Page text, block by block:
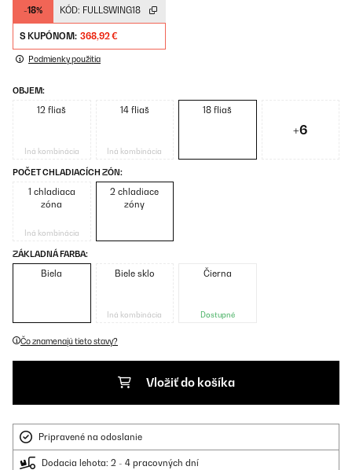
-18% KÓD: FULLSWING18
S KUPÓNOM: 368,92 €
Podmienky použitia
OBJEM:
12 fliaš
Iná kombinácia
14 fliaš
Iná kombinácia
18 fliaš
+6
POČET CHLADIACÍCH ZÓN:
1 chladiaca
zóna
Iná kombinácia
2 chladiace
zóny
ZÁKLADNÁ FARBA:
Biela Biele sklo
Iná kombinácia
Čierna
Dostupné
Čo znamenajú tieto stavy?
Vložiť do košíka
Pripravené na odoslanie
Dodacia lehota: 2 - 4 pracovných dní